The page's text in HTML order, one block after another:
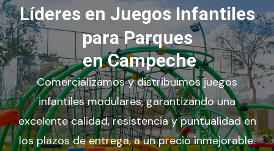
Líderes en Juegos Infantiles
para Parques
en Campeche
Comercializamos y distribuimos juegos
infantiles modulares, garantizando una
excelente calidad, resistencia y puntualidad en
los plazos de entrega, a un precio inmejorable.